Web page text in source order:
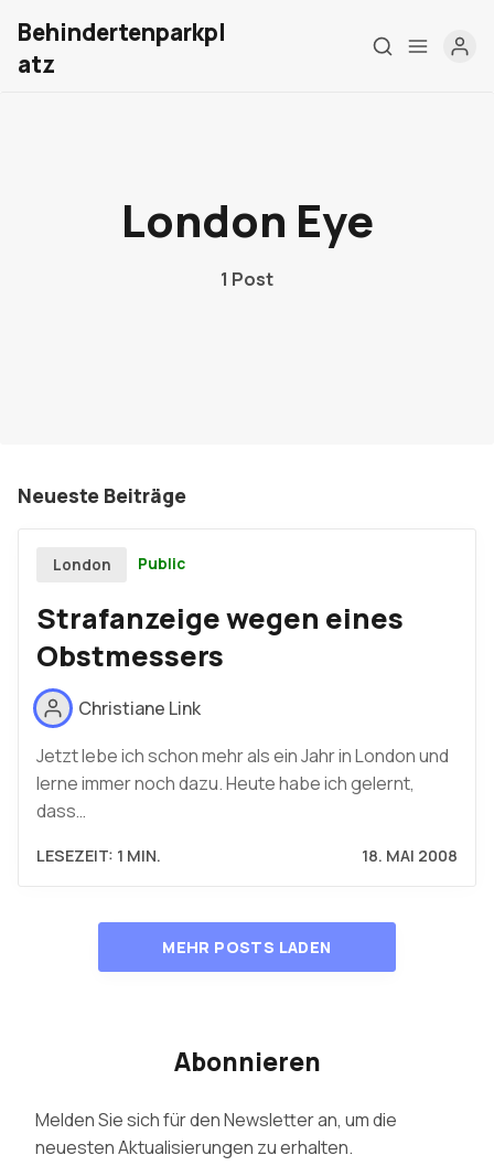
Meine Firma
London Barrierefrei
Behindertenparkpl
atz
London Eye
1 Post
Neueste Beiträge
London Public
Strafanzeige wegen eines
Obstmessers
Christiane Link
Jetzt lebe ich schon mehr als ein Jahr in London und
lerne immer noch dazu. Heute habe ich gelernt,
dass…
LESEZEIT: 1 MIN. 18. MAI 2008
MEHR POSTS LADEN
Abonnieren
Melden Sie sich für den Newsletter an, um die
neuesten Aktualisierungen zu erhalten.